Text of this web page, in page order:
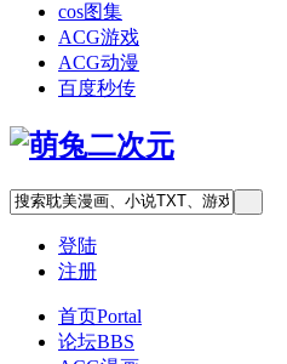
cos图集
ACG游戏
ACG动漫
百度秒传
登陆
注册
首页Portal
论坛BBS